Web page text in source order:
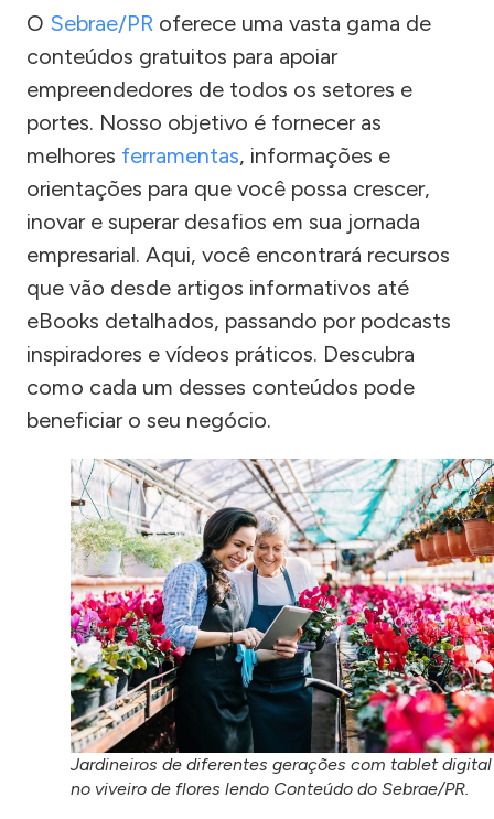
O Sebrae/PR oferece uma vasta gama de
conteúdos gratuitos para apoiar
empreendedores de todos os setores e
portes. Nosso objetivo é fornecer as
melhores ferramentas, informações e
orientações para que você possa crescer,
inovar e superar desafios em sua jornada
empresarial. Aqui, você encontrará recursos
que vão desde artigos informativos até
eBooks detalhados, passando por podcasts
inspiradores e vídeos práticos. Descubra
como cada um desses conteúdos pode
beneficiar o seu negócio.
Jardineiros de diferentes gerações com tablet digital
no viveiro de flores lendo Conteúdo do Sebrae/PR.